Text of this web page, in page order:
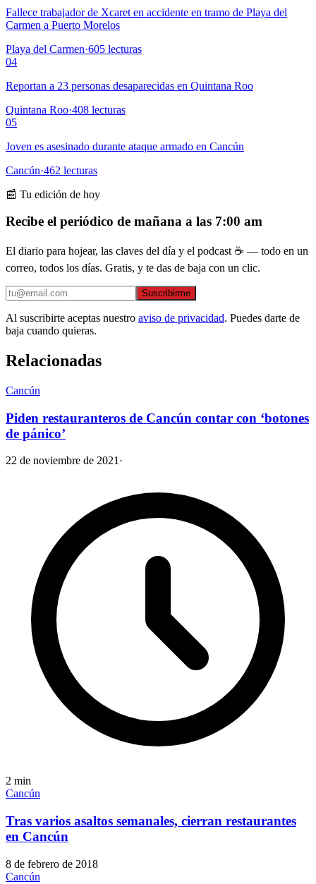
Fallece trabajador de Xcaret en accidente en tramo de Playa del
Carmen a Puerto Morelos
Playa del Carmen·605 lecturas
04
Reportan a 23 personas desaparecidas en Quintana Roo
Quintana Roo·408 lecturas
05
Joven es asesinado durante ataque armado en Cancún
Cancún·462 lecturas
📰 Tu edición de hoy
Recibe el periódico de mañana a las 7:00 am
El diario para hojear, las claves del día y el podcast ☕ — todo en un
correo, todos los días. Gratis, y te das de baja con un clic.
Suscribirme
Al suscribirte aceptas nuestro aviso de privacidad. Puedes darte de
baja cuando quieras.
Relacionadas
Cancún
Piden restauranteros de Cancún contar con ‘botones
de pánico’
22 de noviembre de 2021 ·
2 min
Cancún
Tras varios asaltos semanales, cierran restaurantes
en Cancún
8 de febrero de 2018
Cancún